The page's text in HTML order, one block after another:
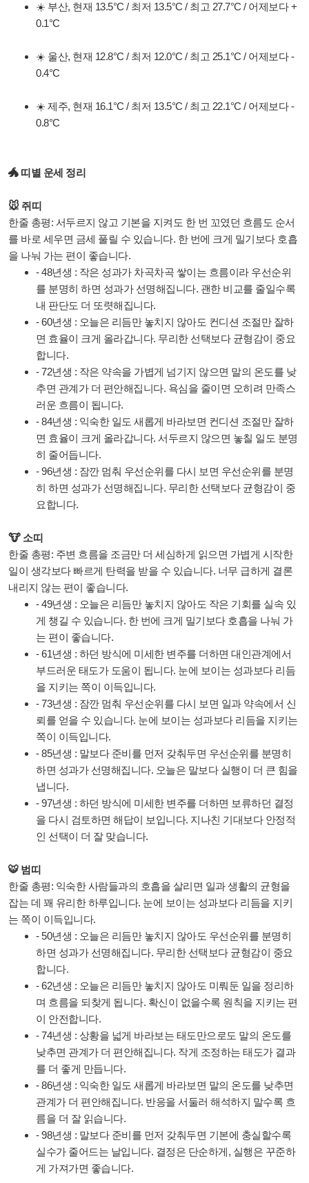
☀️ 부산, 현재 13.5°C / 최저 13.5°C / 최고 27.7°C / 어제보다 +
0.1°C
☀️ 울산, 현재 12.8°C / 최저 12.0°C / 최고 25.1°C / 어제보다 -
0.4°C
☀️ 제주, 현재 16.1°C / 최저 13.5°C / 최고 22.1°C / 어제보다 -
0.8°C
🐲 띠별 운세 정리
🐭 쥐띠
한줄 총평: 서두르지 않고 기본을 지켜도 한 번 꼬였던 흐름도 순서
를 바로 세우면 금세 풀릴 수 있습니다. 한 번에 크게 밀기보다 호흡
을 나눠 가는 편이 좋습니다.
- 48년생 : 작은 성과가 차곡차곡 쌓이는 흐름이라 우선순위
를 분명히 하면 성과가 선명해집니다. 괜한 비교를 줄일수록
내 판단도 더 또렷해집니다.
- 60년생 : 오늘은 리듬만 놓치지 않아도 컨디션 조절만 잘하
면 효율이 크게 올라갑니다. 무리한 선택보다 균형감이 중요
합니다.
- 72년생 : 작은 약속을 가볍게 넘기지 않으면 말의 온도를 낮
추면 관계가 더 편안해집니다. 욕심을 줄이면 오히려 만족스
러운 흐름이 됩니다.
- 84년생 : 익숙한 일도 새롭게 바라보면 컨디션 조절만 잘하
면 효율이 크게 올라갑니다. 서두르지 않으면 놓칠 일도 분명
히 줄어듭니다.
- 96년생 : 잠깐 멈춰 우선순위를 다시 보면 우선순위를 분명
히 하면 성과가 선명해집니다. 무리한 선택보다 균형감이 중
요합니다.
🐮 소띠
한줄 총평: 주변 흐름을 조금만 더 세심하게 읽으면 가볍게 시작한
일이 생각보다 빠르게 탄력을 받을 수 있습니다. 너무 급하게 결론
내리지 않는 편이 좋습니다.
- 49년생 : 오늘은 리듬만 놓치지 않아도 작은 기회를 실속 있
게 챙길 수 있습니다. 한 번에 크게 밀기보다 호흡을 나눠 가
는 편이 좋습니다.
- 61년생 : 하던 방식에 미세한 변주를 더하면 대인관계에서
부드러운 태도가 도움이 됩니다. 눈에 보이는 성과보다 리듬
을 지키는 쪽이 이득입니다.
- 73년생 : 잠깐 멈춰 우선순위를 다시 보면 일과 약속에서 신
뢰를 얻을 수 있습니다. 눈에 보이는 성과보다 리듬을 지키는
쪽이 이득입니다.
- 85년생 : 말보다 준비를 먼저 갖춰두면 우선순위를 분명히
하면 성과가 선명해집니다. 오늘은 말보다 실행이 더 큰 힘을
냅니다.
- 97년생 : 하던 방식에 미세한 변주를 더하면 보류하던 결정
을 다시 검토하면 해답이 보입니다. 지나친 기대보다 안정적
인 선택이 더 잘 맞습니다.
🐯 범띠
한줄 총평: 익숙한 사람들과의 호흡을 살리면 일과 생활의 균형을
잡는 데 꽤 유리한 하루입니다. 눈에 보이는 성과보다 리듬을 지키
는 쪽이 이득입니다.
- 50년생 : 오늘은 리듬만 놓치지 않아도 우선순위를 분명히
하면 성과가 선명해집니다. 무리한 선택보다 균형감이 중요
합니다.
- 62년생 : 오늘은 리듬만 놓치지 않아도 미뤄둔 일을 정리하
며 흐름을 되찾게 됩니다. 확신이 없을수록 원칙을 지키는 편
이 안전합니다.
- 74년생 : 상황을 넓게 바라보는 태도만으로도 말의 온도를
낮추면 관계가 더 편안해집니다. 작게 조정하는 태도가 결과
를 더 좋게 만듭니다.
- 86년생 : 익숙한 일도 새롭게 바라보면 말의 온도를 낮추면
관계가 더 편안해집니다. 반응을 서둘러 해석하지 말수록 흐
름을 더 잘 읽습니다.
- 98년생 : 말보다 준비를 먼저 갖춰두면 기본에 충실할수록
실수가 줄어드는 날입니다. 결정은 단순하게, 실행은 꾸준하
게 가져가면 좋습니다.